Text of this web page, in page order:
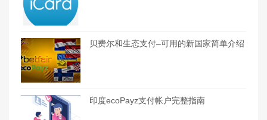
贝费尔和生态支付–可用的新国家简单介绍
印度ecoPayz支付帐户完整指南